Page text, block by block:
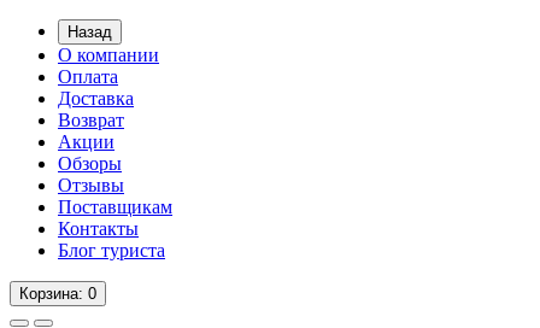
Назад
О компании
Оплата
Доставка
Возврат
Акции
Обзоры
Отзывы
Поставщикам
Контакты
Блог туриста
Корзина: 0